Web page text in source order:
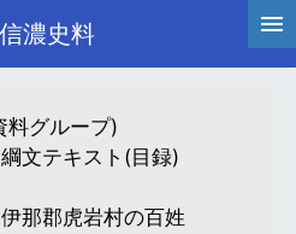
濃史料
料グループ)
文テキスト(目録)
那郡虎岩村の百姓